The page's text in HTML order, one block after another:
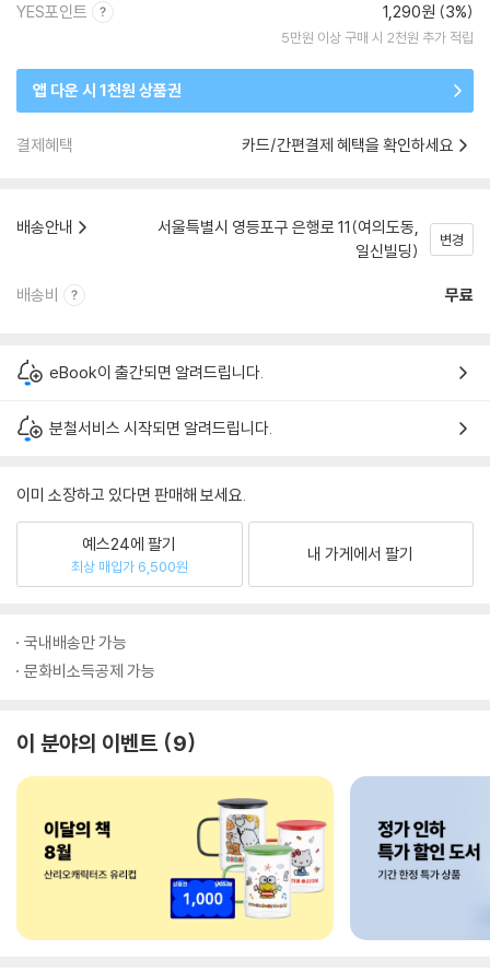
YES포인트 1,290원 (3%)
5만원 이상 구매 시 2천원 추가 적립
앱 다운 시 1천원 상품권
결제혜택 카드/간편결제 혜택을 확인하세요
배송안내
서울특별시 영등포구 은행로 11(여의도동,
일신빌딩)
변경
배송비 무료
eBook이 출간되면 알려드립니다.
분철서비스 시작되면 알려드립니다.
이미 소장하고 있다면 판매해 보세요.
예스24에 팔기
최상 매입가 6,500원
내 가게에서 팔기
국내배송만 가능
문화비소득공제 가능
이 분야의 이벤트 9